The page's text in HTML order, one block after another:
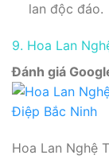
lan độc đáo.
9. Hoa Lan
Đánh giá
Hoa Lan Nghệ